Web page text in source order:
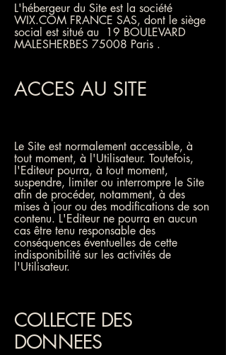
L'hébergeur du Site est la société
WIX.COM FRANCE SAS, dont le siège
social est situé au 19 BOULEVARD
MALESHERBES 75008 Paris .
ACCES AU SITE
Le Site est normalement accessible, à
tout moment, à l'Utilisateur. Toutefois,
l'Editeur pourra, à tout moment,
suspendre, limiter ou interrompre le Site
afin de procéder, notamment, à des
mises à jour ou des modifications de son
contenu. L'Editeur ne pourra en aucun
cas être tenu responsable des
conséquences éventuelles de cette
indisponibilité sur les activités de
l'Utilisateur.
COLLECTE DES
DONNEES